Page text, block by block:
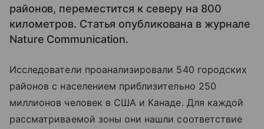
районов, переместится к северу на 800
километров. Статья опубликована в журнале
Nature Communication.
Исследователи проанализировали 540 городских
районов с населением приблизительно 250
миллионов человек в США и Канаде. Для каждой
рассматриваемой зоны они нашли соответствие